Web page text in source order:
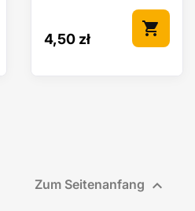
4,50 zł
shopping_cart
Zum Seitenanfang 